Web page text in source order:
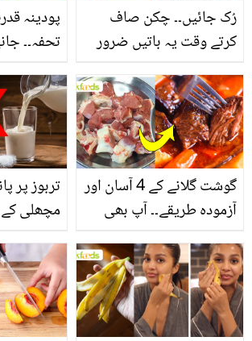
پودینہ
تحفہ۔۔
انگیز
رُک جائیں۔۔ چکن صاف
کرتے وقت یہ باتیں ضرور
تربوز پر
مچھلی کے
سے
حقیقت
کیا؟
گوشت گلانے کے 4 آسان اور
آزمودہ طریقے۔۔ آپ بھی
بتائے راز